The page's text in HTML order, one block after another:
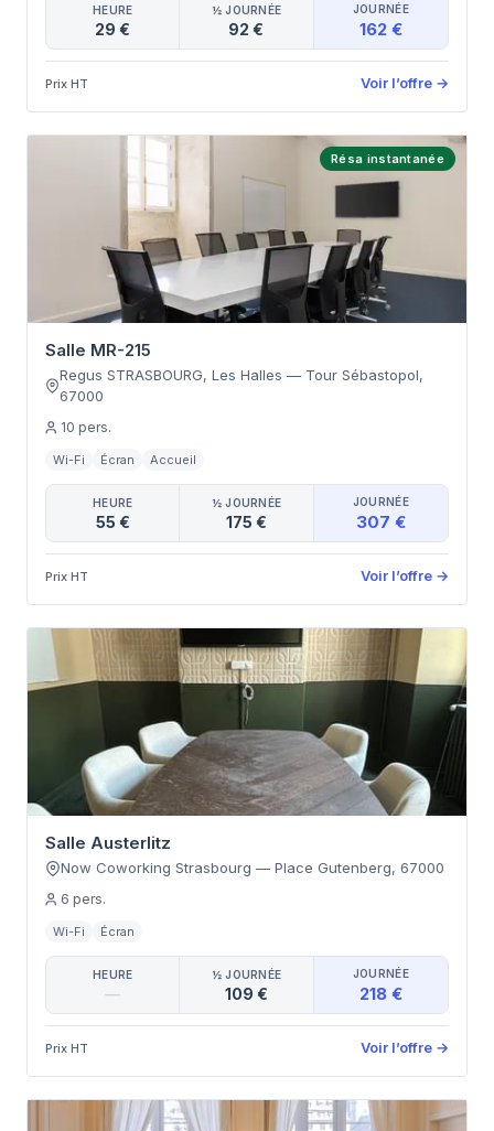
HEURE
29 €
½ JOURNÉE
92 €
JOURNÉE
162 €
Prix HT Voir l’offre →
Résa instantanée
Salle MR-215
Regus STRASBOURG, Les Halles — Tour Sébastopol,
67000
10 pers.
Wi-Fi Écran Accueil
HEURE
55 €
½ JOURNÉE
175 €
JOURNÉE
307 €
Prix HT Voir l’offre →
Salle Austerlitz
Now Coworking Strasbourg — Place Gutenberg, 67000
6 pers.
Wi-Fi Écran
HEURE
—
½ JOURNÉE
109 €
JOURNÉE
218 €
Prix HT Voir l’offre →